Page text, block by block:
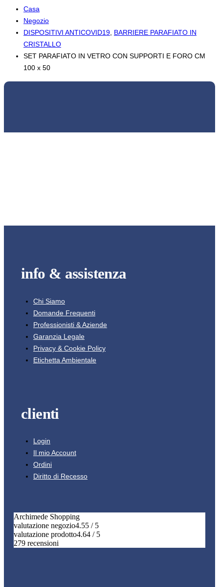
Casa
Negozio
DISPOSITIVI ANTICOVID19 BARRIERE PARAFIATO IN
CRISTALLO
SET PARAFIATO IN VETRO CON SUPPORTI E FORO CM
100 x 50
info & assistenza
Chi Siamo
Domande Frequenti
Professionisti & Aziende
Garanzia Legale
Privacy & Cookie Policy
Etichetta Ambientale
clienti
Login
Il mio Account
Ordini
Diritto di Recesso
Archimede Shopping
valutazione negozio4.55 / 5
valutazione prodotto4.64 / 5
279 recensioni